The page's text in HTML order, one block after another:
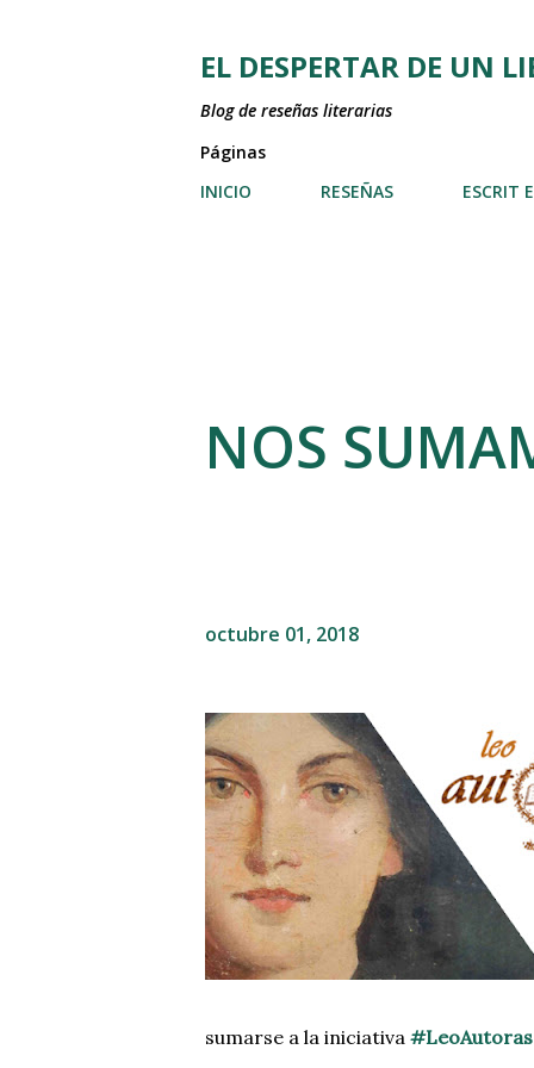
EL DESPERTAR DE UN
Blog de reseñas literarias
Páginas
INICIO
RESEÑAS ESCRIT
NOS
octubre 01, 2018
sumarse a la iniciativa